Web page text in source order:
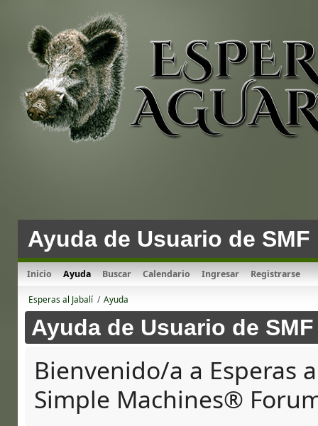
Ayuda de Usuario de SMF
Inicio Ayuda Buscar Calendario Ingresar Registrarse
Esperas al Jabalí/ Ayuda
Ayuda de Usuario de SMF
Bienvenido/a a Esperas
Simple Machines®